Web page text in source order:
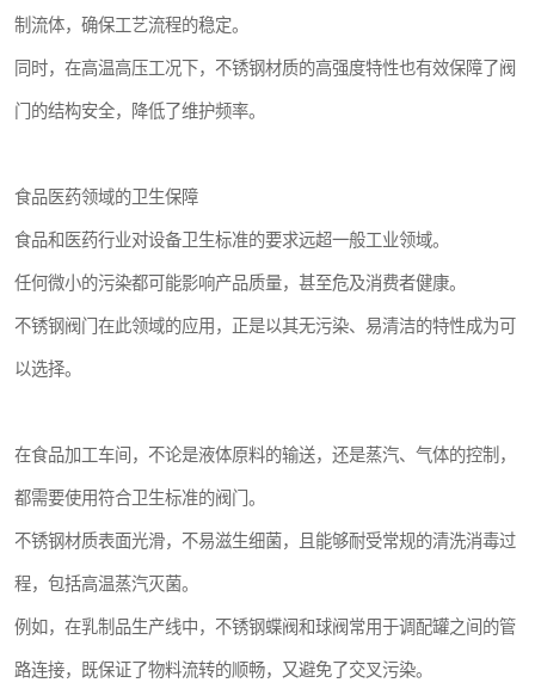
制流体，确保工艺流程的稳定。
同时，在高温高压工况下，不锈钢材质的高强度特性也有效保障了阀
门的结构安全，降低了维护频率。
食品医药领域的卫生保障
食品和医药行业对设备卫生标准的要求远超一般工业领域。
任何微小的污染都可能影响产品质量，甚至危及消费者健康。
不锈钢阀门在此领域的应用，正是以其无污染、易清洁的特性成为可
以选择。
在食品加工车间，不论是液体原料的输送，还是蒸汽、气体的控制，
都需要使用符合卫生标准的阀门。
不锈钢材质表面光滑，不易滋生细菌，且能够耐受常规的清洗消毒过
程，包括高温蒸汽灭菌。
例如，在乳制品生产线中，不锈钢蝶阀和球阀常用于调配罐之间的管
路连接，既保证了物料流转的顺畅，又避免了交叉污染。